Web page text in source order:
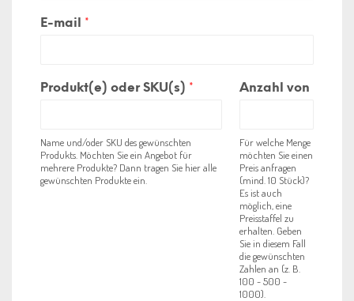
E-mail *
Produkt(e) oder SKU(s) *
Name und/oder SKU des gewünschten
Produkts. Möchten Sie ein Angebot für
mehrere Produkte? Dann tragen Sie hier alle
gewünschten Produkte ein.
Anzahl von
Für welche Menge
möchten Sie einen
Preis anfragen
(mind. 10 Stück)?
Es ist auch
möglich, eine
Preisstaffel zu
erhalten. Geben
Sie in diesem Fall
die gewünschten
Zahlen an (z. B.
100 - 500 -
1000).